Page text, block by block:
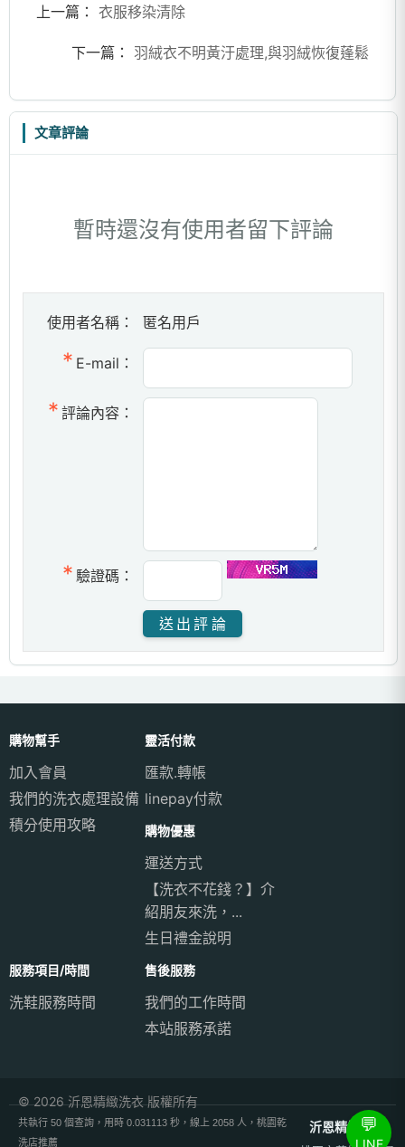
上一篇： 衣服移染清除
下一篇： 羽絨衣不明黃汙處理,與羽絨恢復蓬鬆
文章評論
暫時還沒有使用者留下評論
使用者名稱： 匿名用戶
E-mail：
評論內容：
驗證碼：
購物幫手
加入會員
我們的洗衣處理設備
積分使用攻略
靈活付款
匯款.轉帳
linepay付款
購物優惠
運送方式
【洗衣不花錢？】介
紹朋友來洗，...
生日禮金說明
服務項目/時間
洗鞋服務時間
售後服務
我們的工作時間
本站服務承諾
© 2026 沂恩精緻洗衣 版權所有
共執行 50 個查詢，用時 0.031113 秒，線上 2058 人，桃園乾
洗店推薦
沂恩精緻洗衣
💬
LINE